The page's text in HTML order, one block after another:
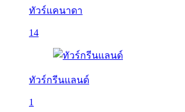
ทัวร์แคนาดา
14
ทัวร์กรีนแลนด์
1